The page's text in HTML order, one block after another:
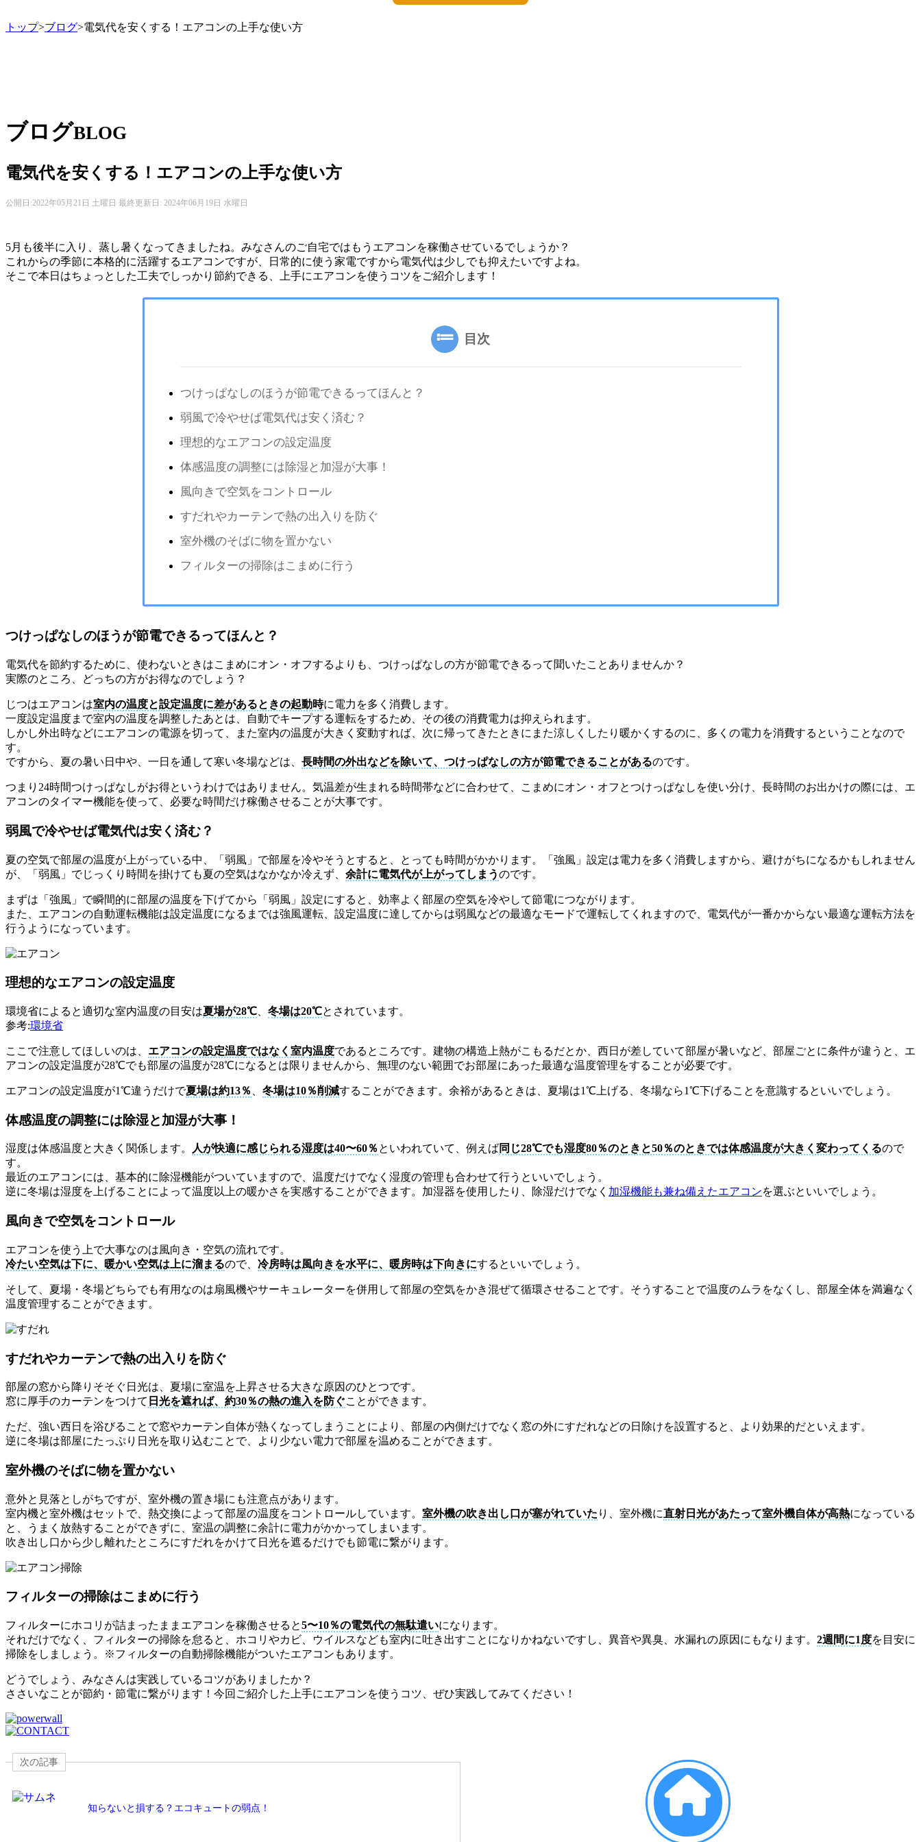
トップ>ブログ>電気代を安くする！エアコンの上手な使い方
ブログBLOG
電気代を安くする！エアコンの上手な使い方
公開日:2022年05月21日 土曜日 最終更新日: 2024年06月19日 水曜日
5月も後半に入り、蒸し暑くなってきましたね。みなさんのご自宅ではもうエアコンを稼働させているでしょうか？
これからの季節に本格的に活躍するエアコンですが、日常的に使う家電ですから電気代は少しでも抑えたいですよね。
そこで本日はちょっとした工夫でしっかり節約できる、上手にエアコンを使うコツをご紹介します！
目次
つけっぱなしのほうが節電できるってほんと？
弱風で冷やせば電気代は安く済む？
理想的なエアコンの設定温度
体感温度の調整には除湿と加湿が大事！
風向きで空気をコントロール
すだれやカーテンで熱の出入りを防ぐ
室外機のそばに物を置かない
フィルターの掃除はこまめに行う
つけっぱなしのほうが節電できるってほんと？
電気代を節約するために、使わないときはこまめにオン・オフするよりも、つけっぱなしの方が節電できるって聞いたことありませんか？
実際のところ、どっちの方がお得なのでしょう？
じつはエアコンは室内の温度と設定温度に差があるときの起動時に電力を多く消費します。
一度設定温度まで室内の温度を調整したあとは、自動でキープする運転をするため、その後の消費電力は抑えられます。
しかし外出時などにエアコンの電源を切って、また室内の温度が大きく変動すれば、次に帰ってきたときにまた涼しくしたり暖かくするのに、多くの電力を消費するということなので
す。
ですから、夏の暑い日中や、一日を通して寒い冬場などは、 長時間の外出などを除いて、つけっぱなしの方が節電できることがあるのです。
つまり24時間つけっぱなしがお得というわけではありません。気温差が生まれる時間帯などに合わせて、こまめにオン・オフとつけっぱなしを使い分け、長時間のお出かけの際には、エ
アコンのタイマー機能を使って、必要な時間だけ稼働させることが大事です。
弱風で冷やせば電気代は安く済む？
夏の空気で部屋の温度が上がっている中、「弱風」で部屋を冷やそうとすると、とっても時間がかかります。「強風」設定は電力を多く消費しますから、避けがちになるかもしれません
が、「弱風」でじっくり時間を掛けても夏の空気はなかなか冷えず、 余計に電気代が上がってしまうのです。
まずは「強風」で瞬間的に部屋の温度を下げてから「弱風」設定にすると、効率よく部屋の空気を冷やして節電につながります。
また、エアコンの自動運転機能は設定温度になるまでは強風運転、設定温度に達してからは弱風などの最適なモードで運転してくれますので、電気代が一番かからない最適な運転方法を
行うようになっています。
理想的なエアコンの設定温度
環境省によると適切な室内温度の目安は夏場が28℃ 冬場は20℃とされています。
参考:環境省
ここで注意してほしいのは、 エアコンの設定温度ではなく室内温度であるところです。建物の構造上熱がこもるだとか、西日が差していて部屋が暑いなど、部屋ごとに条件が違うと、エ
アコンの設定温度が28℃でも部屋の温度が28℃になるとは限りませんから、無理のない範囲でお部屋にあった最適な温度管理をすることが必要です。
エアコンの設定温度が1℃違うだけで夏場は約13％ 冬場は10％削減することができます。余裕があるときは、夏場は1℃上げる、冬場なら1℃下げることを意識するといいでしょう。
体感温度の調整には除湿と加湿が大事！
湿度は体感温度と大きく関係します。 人が快適に感じられる湿度は40〜60％ といわれていて、例えば同じ28℃でも湿度80％のときと50％のときでは体感温度が大きく変わってくるので
す。
最近のエアコンには、基本的に除湿機能がついていますので、温度だけでなく湿度の管理も合わせて行うといいでしょう。
逆に冬場は湿度を上げることによって温度以上の暖かさを実感することができます。加湿器を使用したり、除湿だけでなく 加湿機能も兼ね備えたエアコンを選ぶといいでしょう。
風向きで空気をコントロール
エアコンを使う上で大事なのは風向き・空気の流れです。
冷たい空気は下に、暖かい空気は上に溜まるので、 冷房時は風向きを水平に、暖房時は下向きにするといいでしょう。
そして、夏場・冬場どちらでも有用なのは扇風機やサーキュレーターを併用して部屋の空気をかき混ぜて循環させることです。そうすることで温度のムラをなくし、部屋全体を満遍なく
温度管理することができます。
すだれやカーテンで熱の出入りを防ぐ
部屋の窓から降りそそぐ日光は、夏場に室温を上昇させる大きな原因のひとつです。
窓に厚手のカーテンをつけて 日光を遮れば、約30％の熱の進入を防ぐことができます。
ただ、強い西日を浴びることで窓やカーテン自体が熱くなってしまうことにより、部屋の内側だけでなく窓の外にすだれなどの日除けを設置すると、より効果的だといえます。
逆に冬場は部屋にたっぷり日光を取り込むことで、より少ない電力で部屋を温めることができます。
室外機のそばに物を置かない
意外と見落としがちですが、室外機の置き場にも注意点があります。
室内機と室外機はセットで、熱交換によって部屋の温度をコントロールしています。 室外機の吹き出し口が塞がれていた り、室外機に直射日光があたって室外機自体が高熱になっている
と、うまく放熱することができずに、室温の調整に余計に電力がかかってしまいます。
吹き出し口から少し離れたところにすだれをかけて日光を遮るだけでも節電に繋がります。
フィルターの掃除はこまめに行う
フィルターにホコリが詰まったままエアコンを稼働させると5〜10％の電気代の無駄遣いになります。
それだけでなく、フィルターの掃除を怠ると、ホコリやカビ、ウイルスなども室内に吐き出すことになりかねないですし、異音や異臭、水漏れの原因にもなります。 2週間に1度を目安に
掃除をしましょう。※フィルターの自動掃除機能がついたエアコンもあります。
どうでしょう、みなさんは実践しているコツがありましたか？
ささいなことが節約・節電に繋がります！今回ご紹介した上手にエアコンを使うコツ、ぜひ実践してみてください！
次の記事
知らないと損する？エコキュートの弱点！